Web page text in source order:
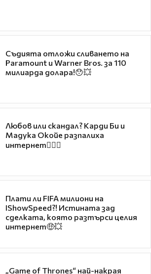
Съдията отложи сливането на
Paramount и Warner Bros. за 110
милиарда долара!😯💥
Любов или скандал? Карди Би и
Мадука Окойе разпалиха
интернет❤️‍🔥🔥
Плати ли FIFA милиони на
IShowSpeed?! Истината зад
сделката, която разтърси целия
интернет🤑💥
„Game of Thrones“ най-накрая